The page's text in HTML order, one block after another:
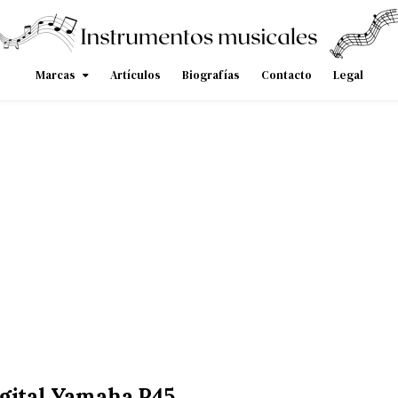
Marcas Artículos Biografías Contacto Legal